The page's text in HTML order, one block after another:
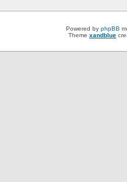
Powered by phpBB
Theme xandblue